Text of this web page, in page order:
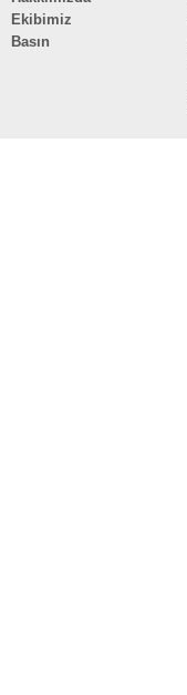
Ekibimiz
Basın